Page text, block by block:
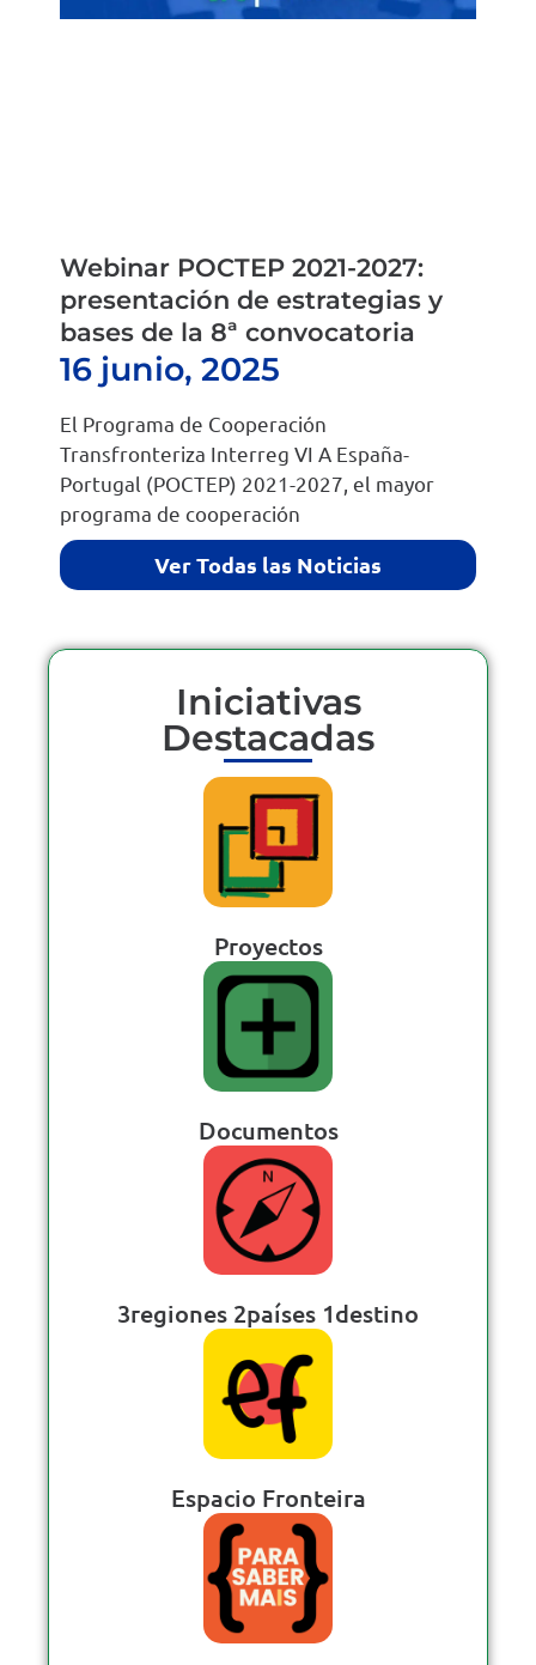
Webinar POCTEP 2021-2027:
presentación de estrategias y
bases de la 8ª convocatoria
16 junio, 2025
El Programa de Cooperación
Transfronteriza Interreg VI A España-
Portugal (POCTEP) 2021-2027, el mayor
programa de cooperación
Ver Todas las Noticias
Iniciativas
Destacadas
Proyectos
Documentos
3regiones 2países 1destino
Espacio Fronteira